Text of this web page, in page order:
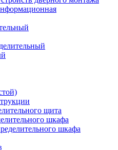
щита
шкафа
шкафа